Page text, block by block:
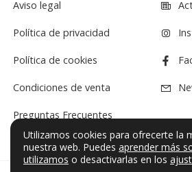
Aviso legal
Política de privacidad
Política de cookies
Condiciones de venta
Preguntas Frecuentes
Utilizamos cookies para ofrecerte la
nuestra web. Puedes aprender más
utilizamos o desactivarlas en los